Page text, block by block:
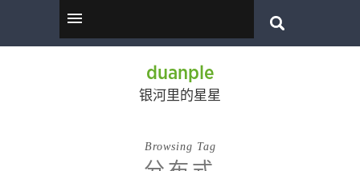
duanple
银河里的星星
Browsing Tag